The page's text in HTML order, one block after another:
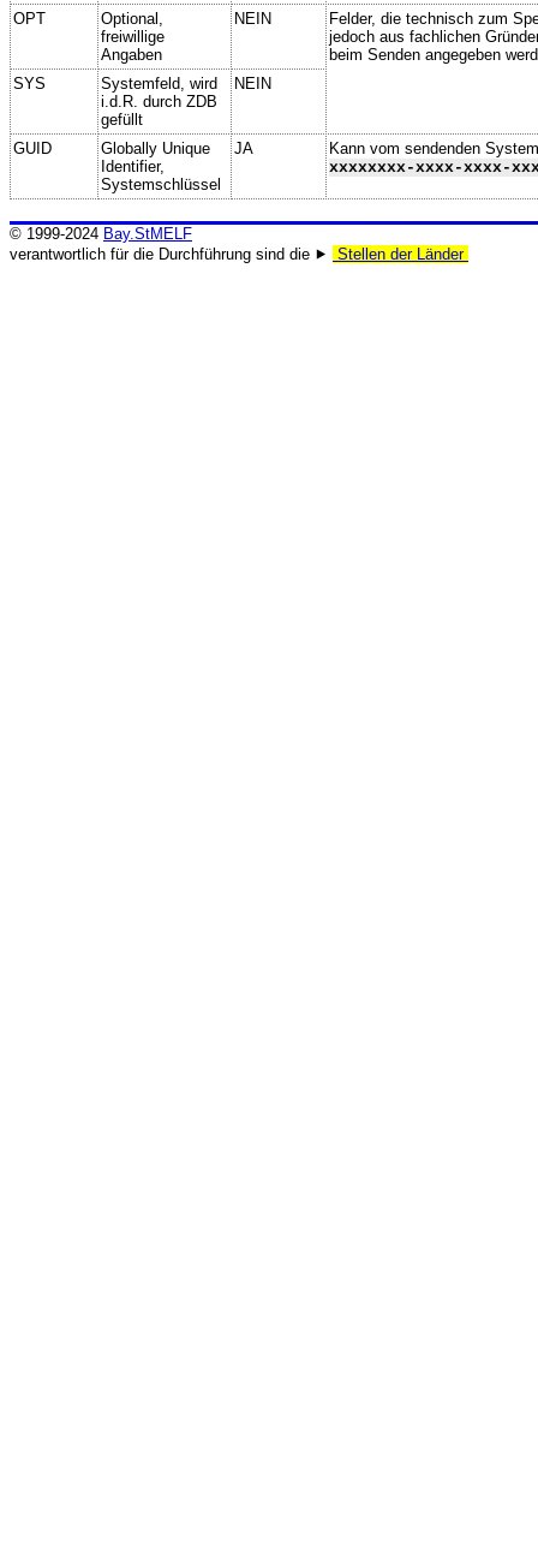
OPT
Optional,
freiwillige
Angaben
NEIN
Felder, die technisch zum
jedoch aus fachlichen
beim Senden angegeben
SYS
Systemfeld, wird
i.d.R. durch ZDB
gefüllt
NEIN
GUID
Globally Unique
Identifier,
Systemschlüssel
JA
Kann vom sendenden
xxxxxxxx-xxxx-xxxx-
© 1999-2024 Bay.StMELF
verantwortlich für die Durchführung sind die ⯈
Stellen der Länder